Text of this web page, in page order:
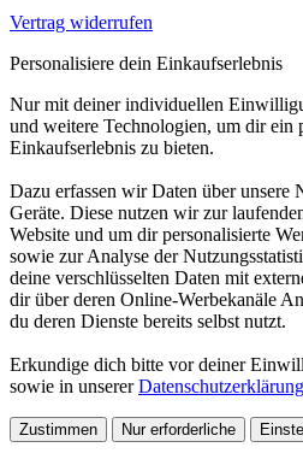
Vertrag widerrufen
Personalisiere dein Einkaufserlebnis
Nur mit deiner individuellen
und weitere Technologien, um dir ein
Einkaufserlebnis zu bieten.
Dazu erfassen wir Daten über unsere
Geräte. Diese nutzen wir zur
Website und um dir personalisierte
sowie zur Analyse der
deine verschlüsselten Daten mit
dir über deren Online-Werbekanäle
du deren Dienste bereits selbst nutzt.
Erkundige dich bitte vor deiner
sowie in unsererDatenschutzerklärung
Zustimmen Nur erforderliche